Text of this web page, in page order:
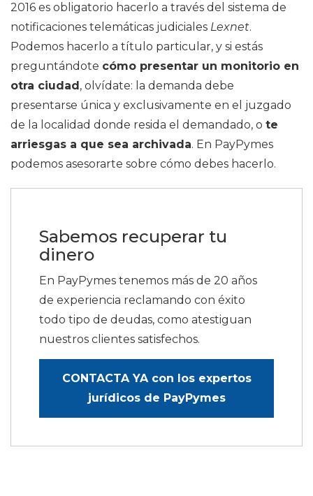
2016 es obligatorio hacerlo a través del sistema de
notificaciones telemáticas judiciales Lexnet.
Podemos hacerlo a título particular, y si estás
preguntándote cómo presentar un monitorio en
otra ciudad, olvídate: la demanda debe
presentarse única y exclusivamente en el juzgado
de la localidad donde resida el demandado, o te
arriesgas a que sea archivada. En PayPymes
podemos asesorarte sobre cómo debes hacerlo.
Sabemos recuperar tu
dinero
En PayPymes tenemos más de 20 años
de experiencia reclamando con éxito
todo tipo de deudas, como atestiguan
nuestros clientes satisfechos.
CONTACTA YA con los expertos
jurídicos de PayPymes